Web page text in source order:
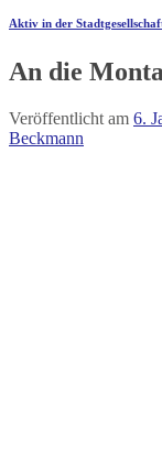
Aktiv in der
An die
Veröffentlicht am 6.
Beckmann